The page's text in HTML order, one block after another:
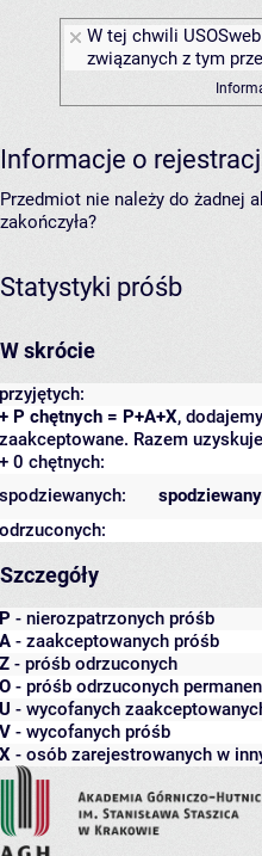
W tej chwili
związanych z tym
Informacje o
Przedmiot nie należy do żadnej
zakończyła?
Statystyki próśb
W skrócie
przyjętych:
+ P chętnych = P+A+X,
zaakceptowane. Razem
+ 0 chętnych:
spodziewanych:
odrzuconych:
Szczegóły
P - nierozpatrzonych próśb
A - zaakceptowanych próśb
Z - próśb odrzuconych
O - próśb odrzuconych
U - wycofanych
V - wycofanych próśb
X - osób zarejestrowanych w